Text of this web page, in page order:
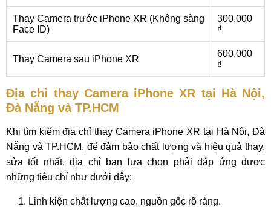
Thay Camera trước iPhone XR (Không sàng
Face ID)
300.000
₫
Thay Camera sau iPhone XR
600.000
₫
Địa chỉ thay Camera iPhone XR tại Hà Nội,
Đà Nẵng và TP.HCM
Khi tìm kiếm địa chỉ thay Camera iPhone XR tại Hà Nội, Đà
Nẵng và TP.HCM, để đảm bảo chất lượng và hiệu quả thay,
sửa tốt nhất, địa chỉ bạn lựa chọn phải đáp ứng được
những tiêu chí như dưới đây:
Linh kiện chất lượng cao, nguồn gốc rõ ràng.